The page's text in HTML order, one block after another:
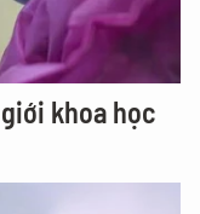
khoa học